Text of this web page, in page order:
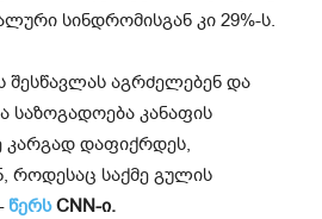
სინდრომისგან კი 29%-ს.
შესწავლას აგრძელებენ და
საზოგადოება კანაფის
კარგად დაფიქრდეს,
როდესაც საქმე გულის
წერსCNN-ი.